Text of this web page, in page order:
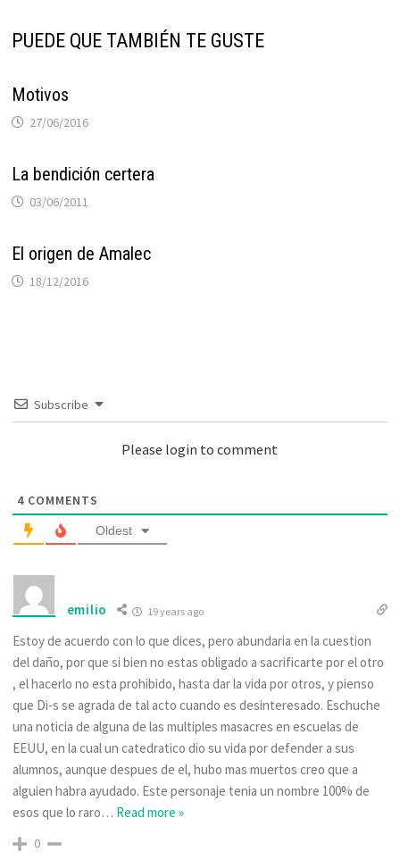
PUEDE QUE TAMBIÉN TE GUSTE
Motivos
27/06/2016
La bendición certera
03/06/2011
El origen de Amalec
18/12/2016
Subscribe
Please login to comment
4COMMENTS
Oldest
emilio 19 years ago
Estoy de acuerdo con lo que dices, pero abundaria en la cuestion
del daño, por que si bien no estas obligado a sacrificarte por el otro
, el hacerlo no esta prohibido, hasta dar la vida por otros, y pienso
que Di-s se agrada de tal acto cuando es desinteresado. Eschuche
una noticia de alguna de las multiples masacres en escuelas de
EEUU, en la cual un catedratico dio su vida por defender a sus
alumnos, aunque despues de el, hubo mas muertos creo que a
alguien habra ayudado. Este personaje tenia un nombre 100% de
esos que lo raro… Read more »
0